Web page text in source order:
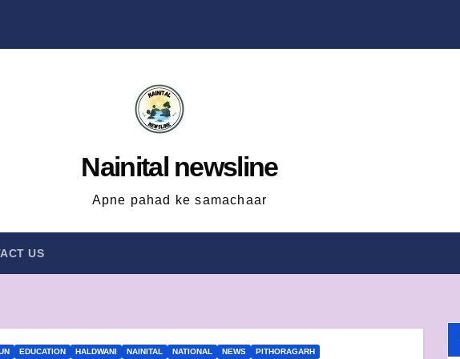
Nainital newsline
Apne pahad ke samachaar
US
EDUCATION HALDWANI NAINITAL NATIONAL NEWS
PITHORAGARH